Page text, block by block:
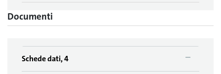
Documenti
Schede dati, 4